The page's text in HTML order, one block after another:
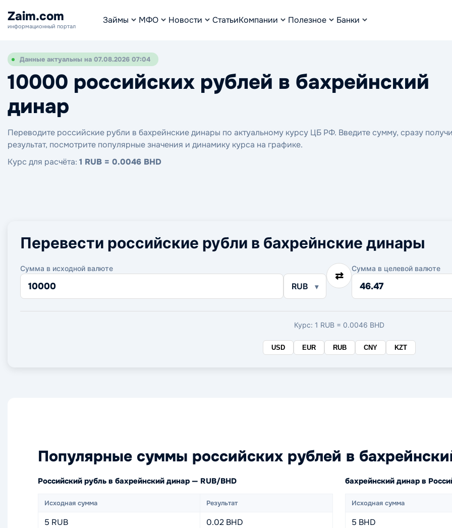
Zaim.com
информационный портал
Займы МФО Новости СтатьиКомпании Полезное Банки
Данные актуальны на 07.08.2026 07:04
10000 российских рублей в бахрейнский
динар
Переводите российские рубли в бахрейнские динары по актуальному курсу ЦБ РФ. Введите сумму, сразу
результат, посмотрите популярные значения и динамику курса на графике.
Курс для расчёта: 1 RUB = 0.0046 BHD
Перевести российские рубли в бахрейнские динары
Сумма в исходной валюте
Сумма
RUB
⇄
Сумма в целевой валюте
Сумма
Курс: 1 RUB = 0.0046 BHD
USD EUR RUB CNY KZT
Популярные суммы российских рублей в
Российский рубль в бахрейнский динар — RUB/BHD
Исходная сумма Результат
5 RUB
0.02 BHD
бахрейнский динар в
Исходная сумма
5 BHD